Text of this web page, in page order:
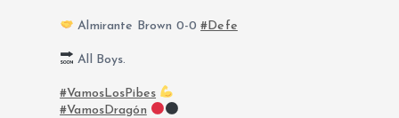
Almirante Brown 0-0#Defe
All Boys.
#VamosLosPibes
#VamosDragón